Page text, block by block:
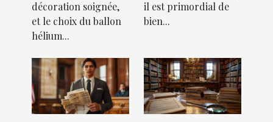
événement
décoration soignée,
et le choix du ballon
hélium...
il est primordial de
bien...